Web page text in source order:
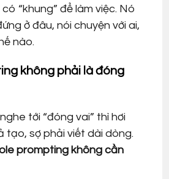
“khung” để làm việc. Nó
ở đâu, nói chuyện với ai,
nào.
không phải là đóng
tới “đóng vai” thì hơi
tạo, sợ phải viết dài dòng.
prompting không cần